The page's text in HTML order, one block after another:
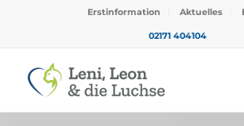
Erstinformation Aktuelles
02171 404104